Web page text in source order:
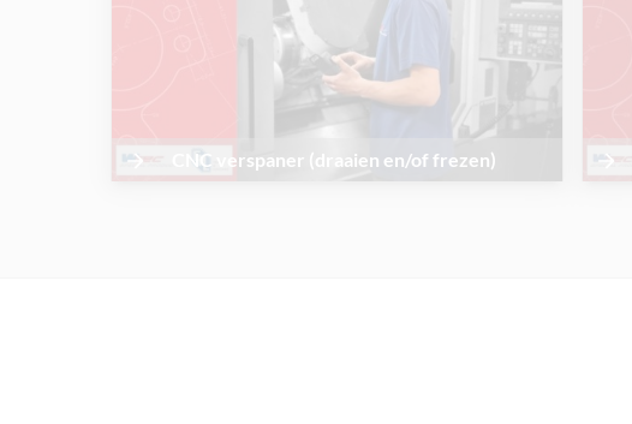
CNC verspaner (draaien en/of frezen)